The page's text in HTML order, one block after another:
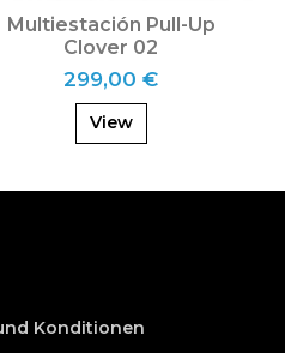
Multiestación Pull-Up
Clover 02
299,00 €
View
Konditionen